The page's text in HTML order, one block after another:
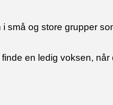
og store grupper
en ledig voksen, når